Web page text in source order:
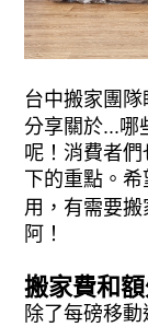
台中搬家團
分享關於...哪
呢！消費者
下的重點。希
用，有需要
阿！
搬家費和
除了每磅移